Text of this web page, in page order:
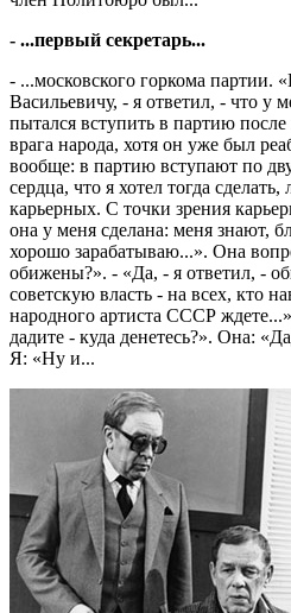
- ...первый секретарь...
- ...московского горкома партии.
Васильевичу, - я ответил, - что у
пытался вступить в партию
врага народа, хотя он уже был
вообще: в партию вступают по
сердца, что я хотел тогда
карьерных. С точки зрения
она у меня сделана: меня знают,
хорошо зарабатываю...». Она
обижены?». - «Да, - я ответил, -
советскую власть - на всех, кто
народного артиста СССР
дадите - куда денетесь?». Она:
Я: «Ну и...